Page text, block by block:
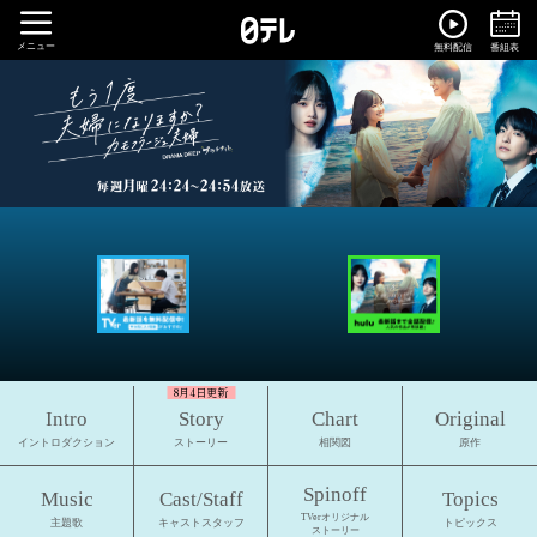
メニュー 無料配信 番組表
8月4日更新